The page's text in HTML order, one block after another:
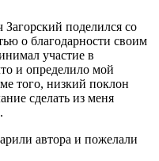
поделился со
о благодарности своим
участие в
и определило мой
того, низкий поклон
сделать из меня
автора и пожелали